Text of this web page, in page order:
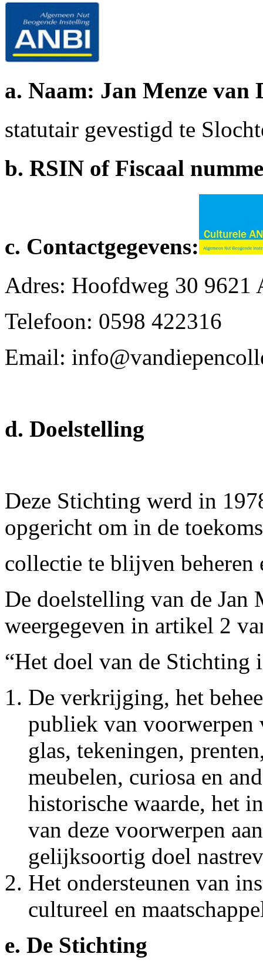
a. Naam: Jan Menze van
statutair gevestigd te
b. RSIN of Fiscaal
c. Contactgegevens:
Adres: Hoofdweg 30 9621
Telefoon: 0598 422316
Email:
d. Doelstelling
Deze Stichting werd in
opgericht om in de
collectie te blijven beheren
De doelstelling van de Jan
weergegeven in artikel 2
“Het doel van de Stichting
De verkrijging, het
publiek van voorwerpen
glas, tekeningen,
meubelen, curiosa en
historische waarde, het
van deze voorwerpen
gelijksoortig doel
Het ondersteunen van
cultureel en
e. De Stichting